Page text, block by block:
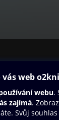
Oneplay Originály
Sport